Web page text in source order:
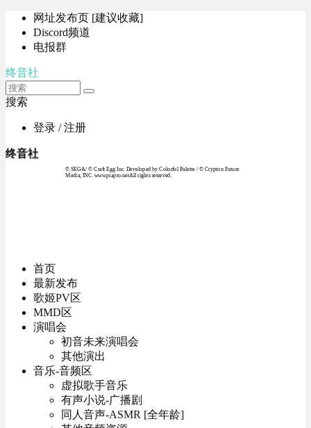
网址发布页 [建议收藏]
Discord频道
电报群
终音社
搜索
登录 / 注册
终音社
© SEGA / © Craft Egg Inc. Developed by Colorful Palette / © Crypton Future
Media, INC. www.piapro.netAll rights reserved.
首页
最新发布
歌姬PV区
MMD区
演唱会
初音未来演唱会
其他演出
音乐-音频区
虚拟歌手音乐
有声小说-广播剧
同人音声-ASMR [全年龄]